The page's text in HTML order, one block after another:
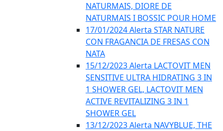
NATURMAIS, DIORE DE
NATURMAIS I BOSSIC POUR HOME
17/01/2024 Alerta STAR NATURE
CON FRAGANCIA DE FRESAS CON
NATA
15/12/2023 Alerta LACTOVIT MEN
SENSITIVE ULTRA HIDRATING 3 IN
1 SHOWER GEL, LACTOVIT MEN
ACTIVE REVITALIZING 3 IN 1
SHOWER GEL
13/12/2023 Alerta NAVYBLUE, THE